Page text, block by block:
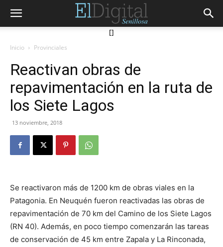
[]
Inicio Provinciales
Reactivan obras de
repavimentación en la ruta de
los Siete Lagos
13 noviembre, 2018
Se reactivaron más de 1200 km de obras viales en la
Patagonia. En Neuquén fueron reactivadas las obras de
repavimentación de 70 km del Camino de los Siete Lagos
(RN 40). Además, en poco tiempo comenzarán las tareas
de conservación de 45 km entre Zapala y La Rinconada,